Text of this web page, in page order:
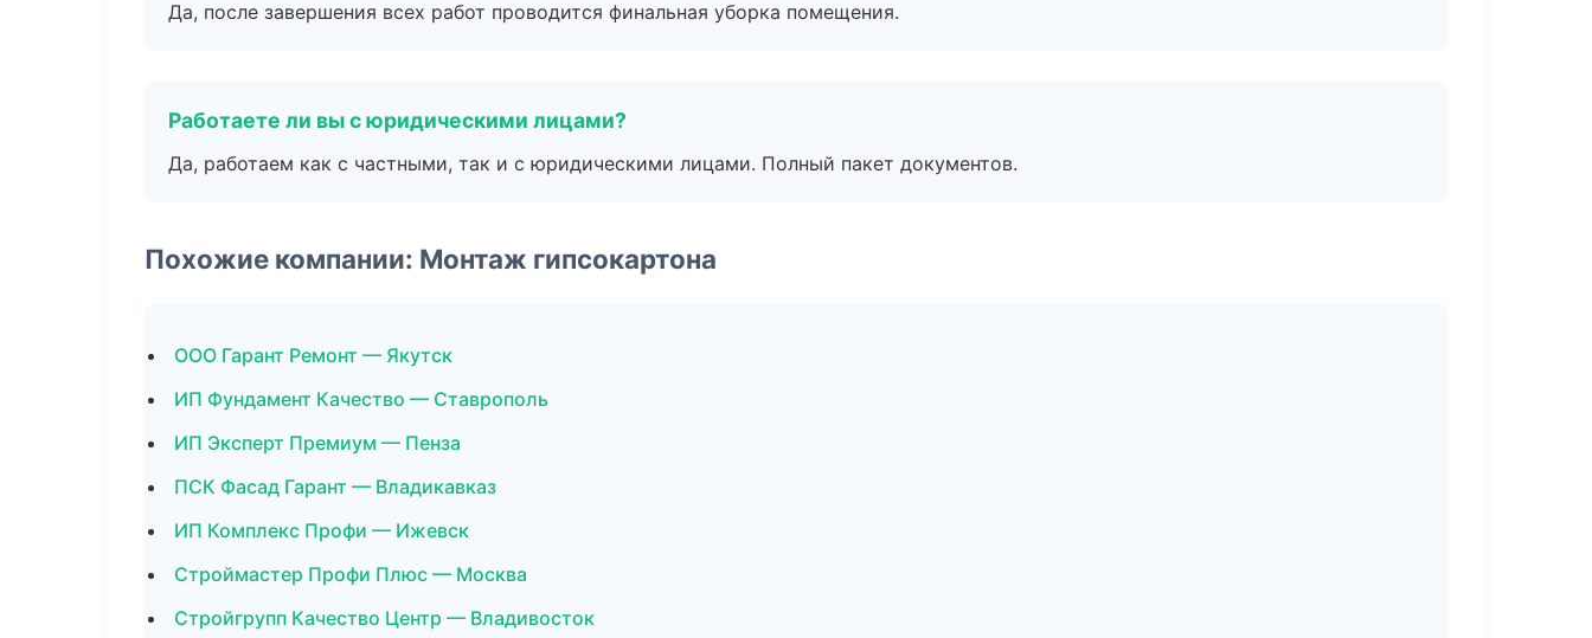
Да, после завершения всех работ проводится финальная уборка помещения.
Работаете ли вы с юридическими лицами?
Да, работаем как с частными, так и с юридическими лицами. Полный пакет документов.
Похожие компании: Монтаж гипсокартона
ООО Гарант Ремонт — Якутск
ИП Фундамент Качество — Ставрополь
ИП Эксперт Премиум — Пенза
ПСК Фасад Гарант — Владикавказ
ИП Комплекс Профи — Ижевск
Строймастер Профи Плюс — Москва
Стройгрупп Качество Центр — Владивосток